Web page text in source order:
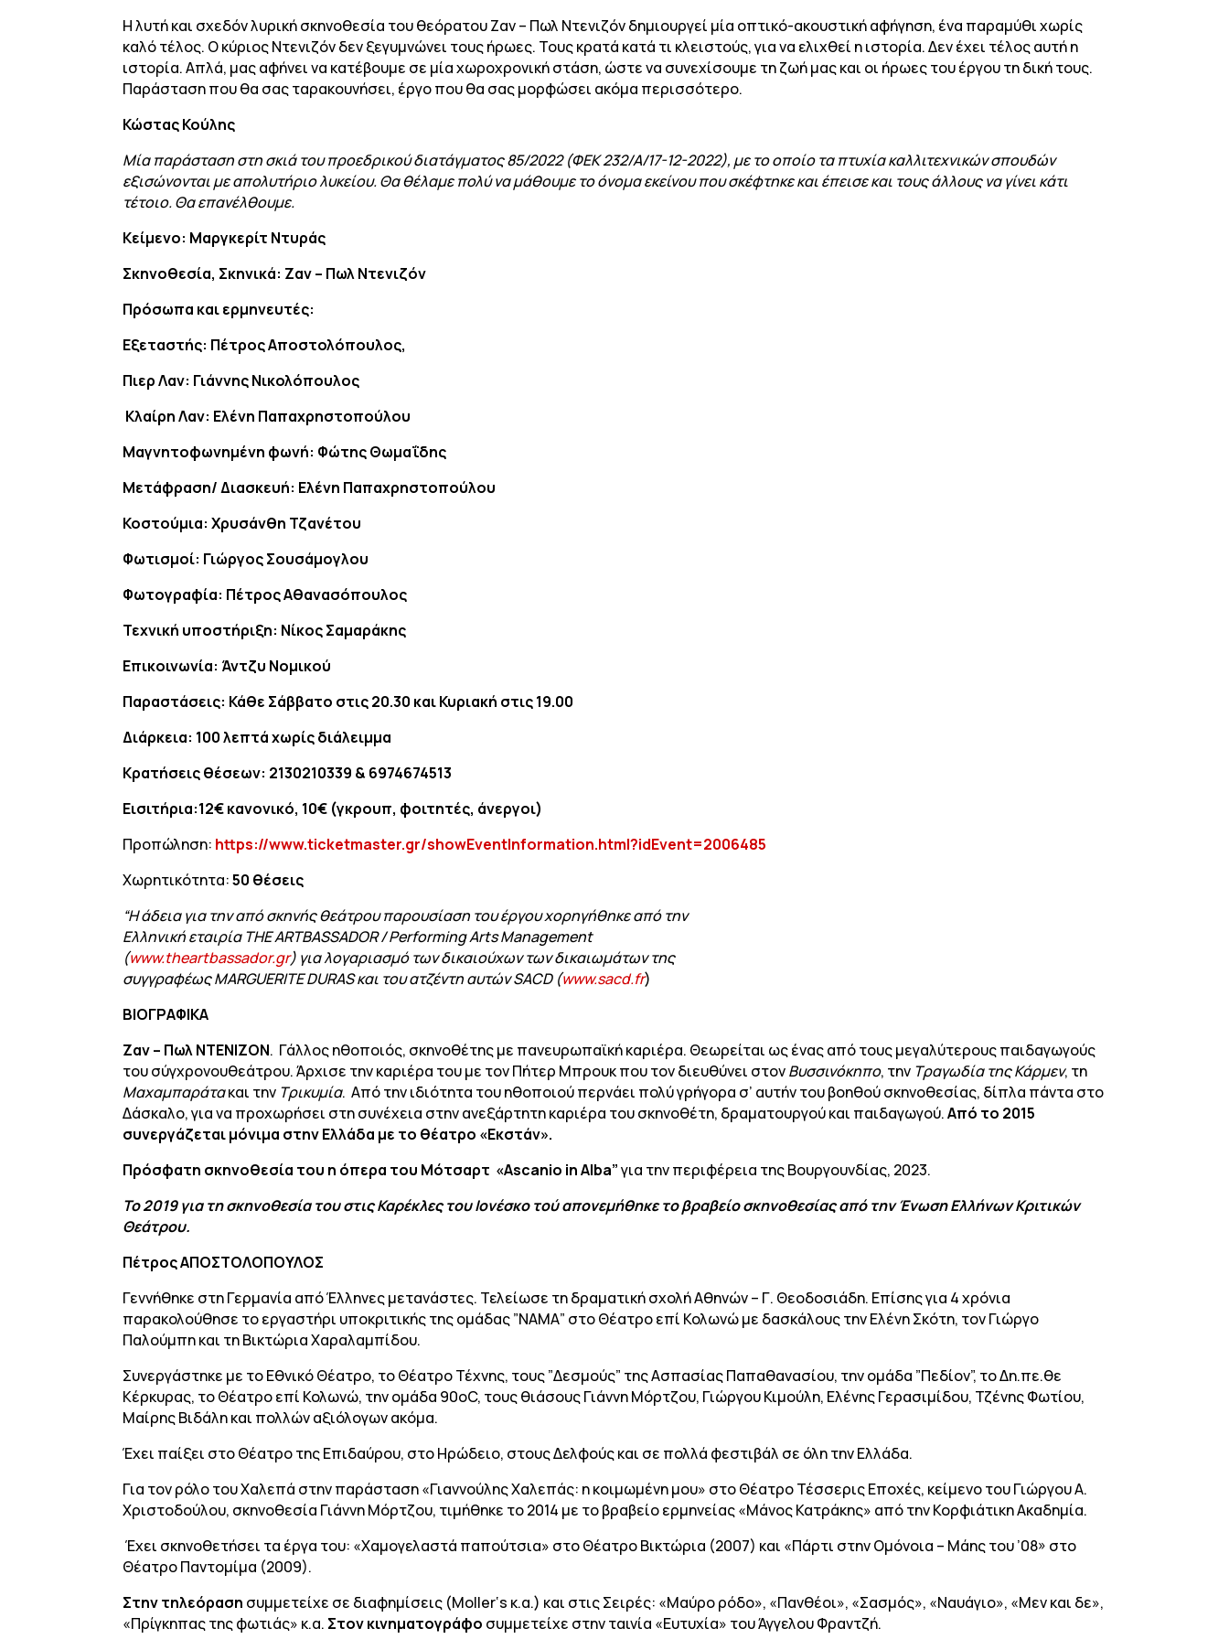
Η λυτή και σχεδόν λυρική σκηνοθεσία του θεόρατου Ζαν – Πωλ Ντενιζόν δημιουργεί μία οπτικό-ακουστική αφήγηση, ένα παραμύθι χωρίς
καλό τέλος. Ο κύριος Ντενιζόν δεν ξεγυμνώνει τους ήρωες. Τους κρατά κατά τι κλειστούς, για να ελιχθεί η ιστορία. Δεν έχει τέλος αυτή η
ιστορία. Απλά, μας αφήνει να κατέβουμε σε μία χωροχρονική στάση, ώστε να συνεχίσουμε τη ζωή μας και οι ήρωες του έργου τη δική τους.
Παράσταση που θα σας ταρακουνήσει, έργο που θα σας μορφώσει ακόμα περισσότερο.
Κώστας Κούλης
Μία παράσταση στη σκιά του προεδρικού διατάγματος 85/2022 (ΦΕΚ 232/Α/17-12-2022), με το οποίο τα πτυχία καλλιτεχνικών σπουδών
εξισώνονται με απολυτήριο λυκείου. Θα θέλαμε πολύ να μάθουμε το όνομα εκείνου που σκέφτηκε και έπεισε και τους άλλους να γίνει κάτι
τέτοιο. Θα επανέλθουμε.
Κείμενο: Μαργκερίτ Ντυράς
Σκηνοθεσία, Σκηνικά: Ζαν – Πωλ Ντενιζόν
Πρόσωπα και ερμηνευτές:
Εξεταστής: Πέτρος Αποστολόπουλος,
Πιερ Λαν: Γιάννης Νικολόπουλος
Κλαίρη Λαν: Ελένη Παπαχρηστοπούλου
Μαγνητοφωνημένη φωνή: Φώτης Θωμαΐδης
Μετάφραση/ Διασκευή: Ελένη Παπαχρηστοπούλου
Κοστούμια: Χρυσάνθη Τζανέτου
Φωτισμοί: Γιώργος Σουσάμογλου
Φωτογραφία: Πέτρος Αθανασόπουλος
Τεχνική υποστήριξη: Νίκος Σαμαράκης
Επικοινωνία: Άντζυ Νομικού
Παραστάσεις: Κάθε Σάββατο στις 20.30 και Κυριακή στις 19.00
Διάρκεια: 100 λεπτά χωρίς διάλειμμα
Κρατήσεις θέσεων: 2130210339 & 6974674513
Εισιτήρια:12€ κανονικό, 10€ (γκρουπ, φοιτητές, άνεργοι)
Προπώληση: https://www.ticketmaster.gr/showEventInformation.html?idEvent=2006485
Χωρητικότητα:50 θέσεις
“Η άδεια για την από σκηνής θεάτρου παρουσίαση του έργου χορηγήθηκε από την
Ελληνική εταιρία THE ARTBASSADOR / Performing Arts Management
(www.theartbassador.gr) για λογαριασμό των δικαιούχων των δικαιωμάτων της
συγγραφέως MARGUERITE DURAS και του ατζέντη αυτών SACD (www.sacd.fr)
ΒΙΟΓΡΑΦΙΚΑ
Ζαν – Πωλ ΝΤΕΝΙΖΟΝ. Γάλλος ηθοποιός, σκηνοθέτης με πανευρωπαϊκή καριέρα. Θεωρείται ως ένας από τους μεγαλύτερους παιδαγωγούς
του σύγχρονουθεάτρου. Άρχισε την καριέρα του με τον Πήτερ Μπρουκ που τον διευθύνει στονΒυσσινόκηπο, την Τραγωδία της Κάρμεν, τη
Μαχαμπαράτακαι την Τρικυμία. Από την ιδιότητα του ηθοποιού περνάει πολύ γρήγορα σ’ αυτήν του βοηθού σκηνοθεσίας, δίπλα πάντα στο
Δάσκαλο, για να προχωρήσει στη συνέχεια στην ανεξάρτητη καριέρα του σκηνοθέτη, δραματουργού και παιδαγωγού.Από το 2015
συνεργάζεται μόνιμα στην Ελλάδα με το θέατρο «Εκστάν».
Πρόσφατη σκηνοθεσία του η όπερα του Μότσαρτ «Αscanio in Alba”για την περιφέρεια της Βουργουνδίας, 2023.
Το 2019 για τη σκηνοθεσία του στις Καρέκλες του Ιονέσκο τού απονεμήθηκε το βραβείο σκηνοθεσίας από την Ένωση Ελλήνων Κριτικών
Θεάτρου.
Πέτρος ΑΠΟΣΤΟΛΟΠΟΥΛΟΣ
Γεννήθηκε στη Γερμανία από Έλληνες μετανάστες. Τελείωσε τη δραματική σχολή Αθηνών – Γ. Θεοδοσιάδη. Επίσης για 4 χρόνια
παρακολούθησε το εργαστήρι υποκριτικής της ομάδας ”ΝΑΜΑ” στο Θέατρο επί Κολωνώ με δασκάλους την Ελένη Σκότη, τον Γιώργο
Παλούμπη και τη Βικτώρια Χαραλαμπίδου.
Συνεργάστηκε με το Εθνικό Θέατρο, το Θέατρο Τέχνης, τους ”Δεσμούς” της Ασπασίας Παπαθανασίου, την ομάδα ”Πεδίον”, το Δη.πε.θε
Κέρκυρας, το Θέατρο επί Κολωνώ, την ομάδα 90οC, τους θιάσους Γιάννη Μόρτζου, Γιώργου Κιμούλη, Ελένης Γερασιμίδου, Τζένης Φωτίου,
Μαίρης Βιδάλη και πολλών αξιόλογων ακόμα.
Έχει παίξει στο Θέατρο της Επιδαύρου, στο Ηρώδειο, στους Δελφούς και σε πολλά φεστιβάλ σε όλη την Ελλάδα.
Για τον ρόλο του Χαλεπά στην παράσταση «Γιαννούλης Χαλεπάς: η κοιμωμένη μου» στο Θέατρο Τέσσερις Εποχές, κείμενο του Γιώργου Α.
Χριστοδούλου, σκηνοθεσία Γιάννη Μόρτζου, τιμήθηκε το 2014 με το βραβείο ερμηνείας «Μάνος Κατράκης» από την Κορφιάτικη Ακαδημία.
Έχει σκηνοθετήσει τα έργα του: «Χαμογελαστά παπούτσια» στο Θέατρο Βικτώρια (2007) και «Πάρτι στην Ομόνοια – Μάης του ’08» στο
Θέατρο Παντομίμα (2009).
Στην τηλεόραση συμμετείχε σε διαφημίσεις (Moller‘s κ.α.) και στις Σειρές: «Μαύρο ρόδο», «Πανθέοι», «Σασμός», «Ναυάγιο», «Μεν και δε»,
«Πρίγκηπας της φωτιάς» κ.α. Στον κινηματογράφο συμμετείχε στην ταινία «Ευτυχία» του Άγγελου Φραντζή.